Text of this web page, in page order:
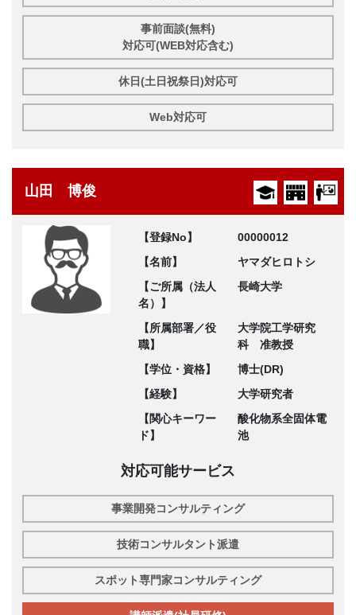
事前面談(無料)
対応可(WEB対応含む)
休日(土日祝祭日)対応可
Web対応可
山田 博俊
【登録No】
00000012
【名前】
ヤマダヒロトシ
【ご所属（法人
名）】
長崎大学
【所属部署／役
職】
大学院工学研究
科 准教授
【学位・資格】
博士(DR)
【経験】
大学研究者
【関心キーワー
ド】
酸化物系全固体電
池
対応可能サービス
事業開発コンサルティング
技術コンサルタント派遣
スポット専門家コンサルティング